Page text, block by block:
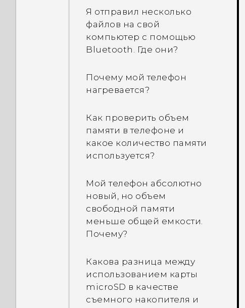
использовать
прилагаемый кабель
Разъем USB типа C или
можно использовать
производителей?
разъем micro-USB с
адаптером Разъем USB
типа C, чтобы
пользоваться
кабелями?
Я отправил несколько
файлов на свой
компьютер с помощью
Bluetooth. Где они?
Почему мой телефон
нагревается?
Как проверить объем
памяти в телефоне и
какое количество памяти
используется?
Мой телефон абсолютно
новый, но объем
свободной памяти
меньше общей емкости.
Почему?
Какова разница между
использованием карты
microSD в качестве
съемного накопителя и